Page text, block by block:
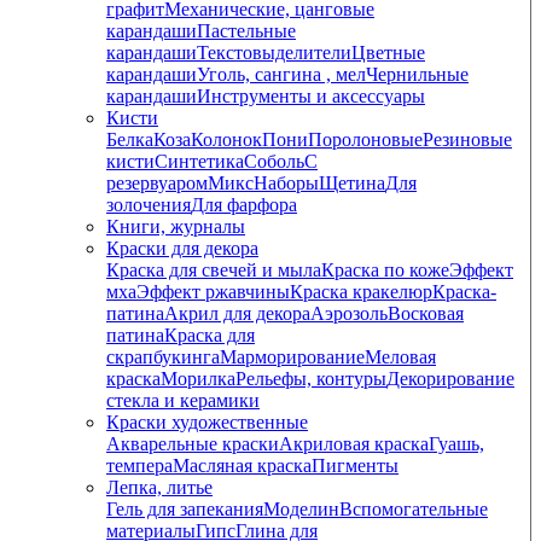
графитМеханические, цанговые
карандашиПастельные
карандашиТекстовыделителиЦветные
карандашиУголь, сангина , мелЧернильные
карандашиИнструменты и аксессуары
Кисти
БелкаКозаКолонокПониПоролоновыеРезиновые
кистиСинтетикаСобольС
резервуаромМиксНаборыЩетинаДля
золоченияДля фарфора
Книги, журналы
Краски для декора
Краска для свечей и мылаКраска по кожеЭффект
мхаЭффект ржавчиныКраска кракелюрКраска-
патинаАкрил для декораАэрозольВосковая
патинаКраска для
скрапбукингаМарморированиеМеловая
краскаМорилкаРельефы, контурыДекорирование
стекла и керамики
Краски художественные
Акварельные краскиАкриловая краскаГуашь,
темпераМасляная краскаПигменты
Лепка, литье
Гель для запеканияМоделинВспомогательные
материалыГипсГлина для